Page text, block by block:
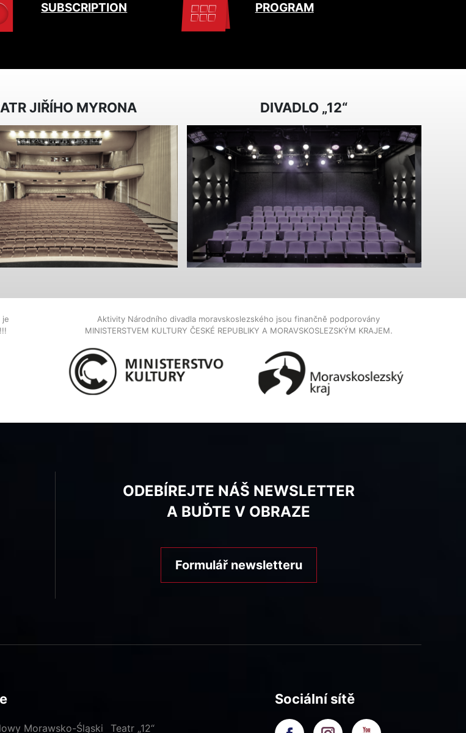
SUBSCRIPTION PROGRAM
JIŘÍHO MYRONA DIVADLO „12“
je
Aktivity Národního divadla moravskoslezského jsou finančně podporovány
MINISTERSTVEM KULTURY ČESKÉ REPUBLIKY A MORAVSKOSLEZSKÝM KRAJEM.
ODEBÍREJTE NÁŠ NEWSLETTER
A BUĎTE V OBRAZE
Formulář newsletteru
Morawsko-Śląski Teatr „12“
Sociální sítě